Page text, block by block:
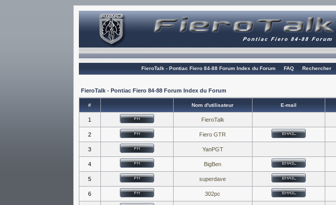
FieroTalk - Pontiac Fiero 84-88 Forum Index du Forum FAQ Rechercher
FieroTalk - Pontiac Fiero 84-88 Forum Index du Forum
# Nom d'utilisateur E-mail
1 FieroTalk
2 Fiero GTR
3 YanPGT
4 BigBen
5 superdave
6 302pc